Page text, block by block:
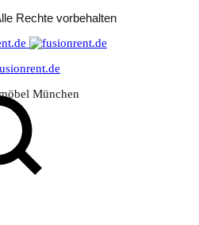
Rechte vorbehalten
München